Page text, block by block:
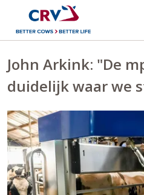
John Arkink: "De
duidelijk waar we